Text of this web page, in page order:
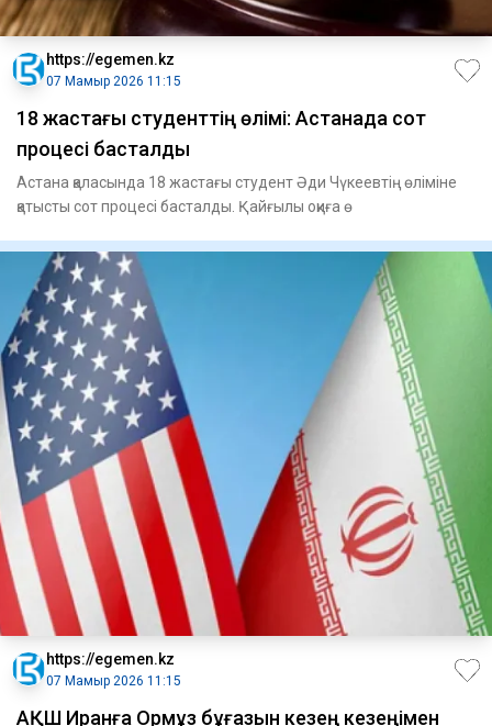
https://egemen.kz
07 Мамыр 2026 11:15
18 жастағы студенттің өлімі: Астанада сот
процесі басталды
Астана қаласында 18 жастағы студент Әди Чүкеевтің өліміне
қатысты сот процесі басталды. Қайғылы оқиға ө
https://egemen.kz
07 Мамыр 2026 11:15
АҚШ Иранға Ормұз бұғазын кезең кезеңімен